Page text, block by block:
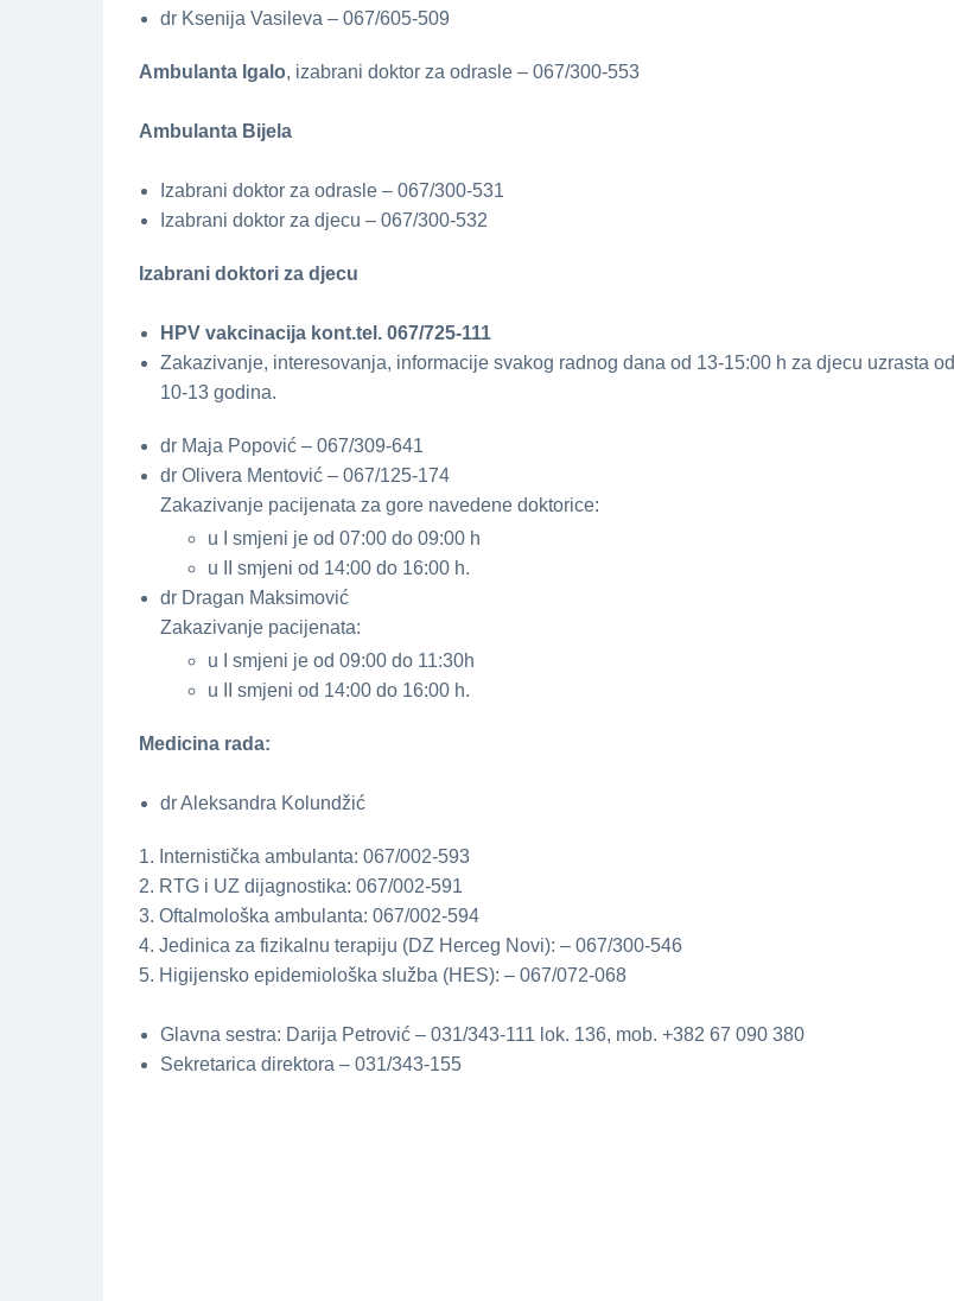
dr Ksenija Vasileva – 067/605-509
Ambulanta Igalo, izabrani doktor za odrasle – 067/300-553
Ambulanta Bijela
Izabrani doktor za odrasle – 067/300-531
Izabrani doktor za djecu – 067/300-532
Izabrani doktori za djecu
HPV vakcinacija kont.tel. 067/725-111
Zakazivanje, interesovanja, informacije svakog radnog dana od 13-15:00 h za djecu uzrasta od
10-13 godina.
dr Maja Popović – 067/309-641
dr Olivera Mentović – 067/125-174
Zakazivanje pacijenata za gore navedene doktorice:
u I smjeni je od 07:00 do 09:00 h
u II smjeni od 14:00 do 16:00 h.
dr Dragan Maksimović
Zakazivanje pacijenata:
u I smjeni je od 09:00 do 11:30h
u II smjeni od 14:00 do 16:00 h.
Medicina rada:
dr Aleksandra Kolundžić
1. Internistička ambulanta: 067/002-593
2. RTG i UZ dijagnostika: 067/002-591
3. Oftalmološka ambulanta: 067/002-594
4. Jedinica za fizikalnu terapiju (DZ Herceg Novi): – 067/300-546
5. Higijensko epidemiološka služba (HES): – 067/072-068
Glavna sestra: Darija Petrović – 031/343-111 lok. 136, mob. +382 67 090 380
Sekretarica direktora – 031/343-155